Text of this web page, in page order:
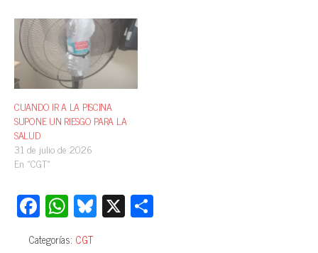
CUANDO IR A LA PISCINA
SUPONE UN RIESGO PARA LA
SALUD
31 de julio de 2026
En «CGT»
Fa
ce
W
ha
Bl
ue
X
Categorías: CGT